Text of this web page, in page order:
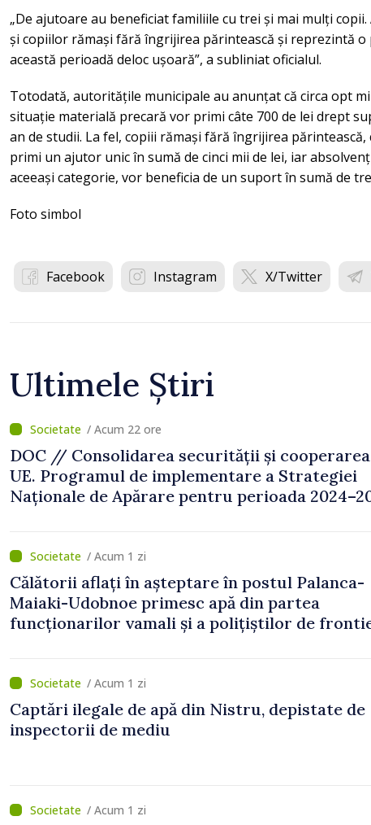
„De ajutoare au beneficiat familiile cu trei și mai mulți
și copiilor rămași fără îngrijirea părintească și reprezintă
această perioadă deloc ușoară”, a subliniat oficialul.
Totodată, autoritățile municipale au anunțat că circa opt
situație materială precară vor primi câte 700 de lei drept
an de studii. La fel, copiii rămași fără îngrijirea
primi un ajutor unic în sumă de cinci mii de lei, iar
aceeași categorie, vor beneficia de un suport în sumă de
Foto simbol
Facebook Instagram X/Twitter
Ultimele Știri
/ Acum 22 ore
DOC // Consolidarea securității și
UE. Programul de implementare a Strategiei
Naționale de Apărare pentru perioada
/ Acum 1 zi
Călătorii aflați în așteptare în postul Palanca-
Maiaki-Udobnoe primesc apă din partea
funcționarilor vamali și a polițiștilor de
/ Acum 1 zi
Captări ilegale de apă din Nistru, depistate de
inspectorii de mediu
/ Acum 1 zi